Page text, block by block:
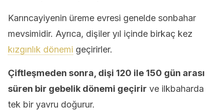
Karıncayiyenin üreme evresi genelde sonbahar
mevsimidir. Ayrıca, dişiler yıl içinde birkaç kez
kızgınlık dönemi geçirirler.
Çiftleşmeden sonra, dişi 120 ile 150 gün arası
süren bir gebelik dönemi geçirir ve ilkbaharda
tek bir yavru doğurur.